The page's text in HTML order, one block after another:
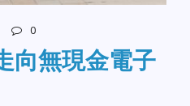
0
向無現金電子